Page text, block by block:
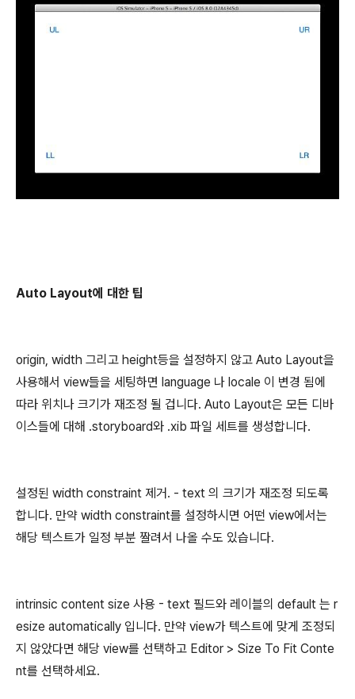
Auto Layout에 대한 팁
origin, width 그리고 height등을 설정하지 않고 Auto Layout을
사용해서 view들을 세팅하면 language 나 locale 이 변경 됨에
따라 위치나 크기가 재조정 될 겁니다. Auto Layout은 모든 디바
이스들에 대해 .storyboard와 .xib 파일 세트를 생성합니다.
설정된 width constraint 제거. - text 의 크기가 재조정 되도록
합니다. 만약 width constraint를 설정하시면 어떤 view에서는
해당 텍스트가 일정 부분 짤려서 나올 수도 있습니다.
intrinsic content size 사용 - text 필드와 레이블의 default 는 r
esize automatically 입니다. 만약 view가 텍스트에 맞게 조정되
지 않았다면 해당 view를 선택하고 Editor > Size To Fit Conte
nt를 선택하세요.